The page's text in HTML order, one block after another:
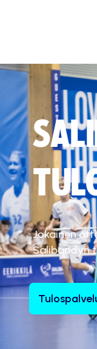
Jokainen
Salibandyn